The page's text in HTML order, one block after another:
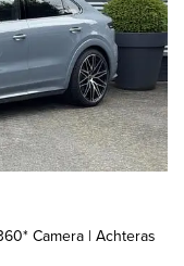
Camera | Achteras